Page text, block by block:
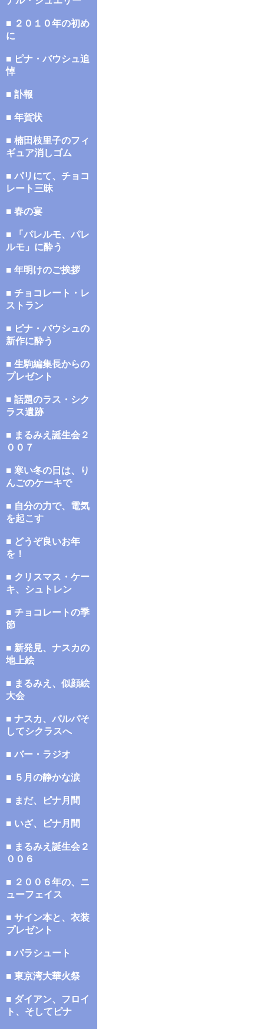
■ ２０１０年の初め
に
■ ピナ・バウシュ追
悼
■ 訃報
■ 年賀状
■ 楠田枝里子のフィ
ギュア消しゴム
■ パリにて、チョコ
レート三昧
■ 春の宴
■ 「パレルモ、パレ
ルモ」に酔う
■ 年明けのご挨拶
■ チョコレート・レ
ストラン
■ ピナ・バウシュの
新作に酔う
■ 生駒編集長からの
プレゼント
■ 話題のラス・シク
ラス遺跡
■ まるみえ誕生会２
００７
■ 寒い冬の日は、り
んごのケーキで
■ 自分の力で、電気
を起こす
■ どうぞ良いお年
を！
■ クリスマス・ケー
キ、シュトレン
■ チョコレートの季
節
■ 新発見、ナスカの
地上絵
■ まるみえ、似顔絵
大会
■ ナスカ、パルパそ
してシクラスへ
■ バー・ラジオ
■ ５月の静かな涙
■ まだ、ピナ月間
■ いざ、ピナ月間
■ まるみえ誕生会２
００６
■ ２００６年の、ニ
ューフェイス
■ サイン本と、衣装
プレゼント
■ パラシュート
■ 東京湾大華火祭
■ ダイアン、フロイ
ト、そしてピナ